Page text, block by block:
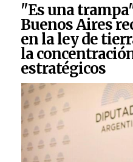
"Es una
Buenos Aires
en la ley de
la
estratégicos